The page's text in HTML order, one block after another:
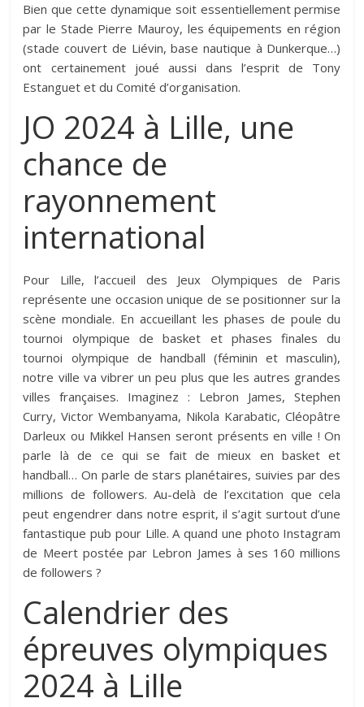
Bien que cette dynamique soit essentiellement permise
par le Stade Pierre Mauroy, les équipements en région
(stade couvert de Liévin, base nautique à Dunkerque…)
ont certainement joué aussi dans l’esprit de Tony
Estanguet et du Comité d’organisation.
JO 2024 à Lille, une
chance de
rayonnement
international
Pour Lille, l’accueil des Jeux Olympiques de Paris
représente une occasion unique de se positionner sur la
scène mondiale. En accueillant les phases de poule du
tournoi olympique de basket et phases finales du
tournoi olympique de handball (féminin et masculin),
notre ville va vibrer un peu plus que les autres grandes
villes françaises. Imaginez : Lebron James, Stephen
Curry, Victor Wembanyama, Nikola Karabatic, Cléopâtre
Darleux ou Mikkel Hansen seront présents en ville ! On
parle là de ce qui se fait de mieux en basket et
handball… On parle de stars planétaires, suivies par des
millions de followers. Au-delà de l’excitation que cela
peut engendrer dans notre esprit, il s’agit surtout d’une
fantastique pub pour Lille. A quand une photo Instagram
de Meert postée par Lebron James à ses 160 millions
de followers ?
Calendrier des
épreuves olympiques
2024 à Lille